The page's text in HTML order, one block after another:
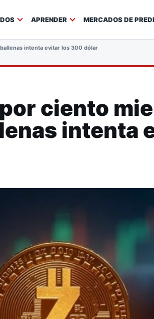
APRENDER MERCADOS DE
intenta evitar los 300 dólares
ciento
intenta